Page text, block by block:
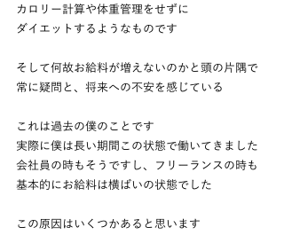
カロリー計算や体重管理をせずに
ダイエットするようなものです
そして何故お給料が増えないのかと頭の片隅で
常に疑問と、将来への不安を感じている
これは過去の僕のことです
実際に僕は長い期間この状態で働いてきました
会社員の時もそうですし、フリーランスの時も
基本的にお給料は横ばいの状態でした
この原因はいくつかあると思います